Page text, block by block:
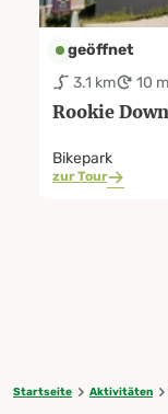
geöffnet
3.1 km
10
Rookie
Bikepark
zur Tour
Startseite Aktivitäten